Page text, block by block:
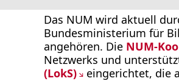
Das NUM wird aktuell
Bundesministerium für
angehören. Die NUM-
Netzwerks und
(LokS)
eingerichtet, die